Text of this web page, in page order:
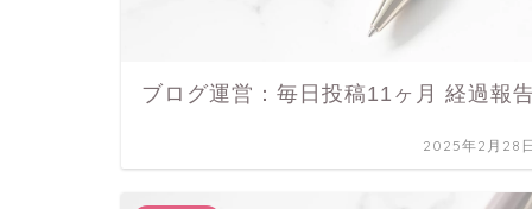
ブログ運営：毎日投稿11ヶ月 経過報
2025年2月28